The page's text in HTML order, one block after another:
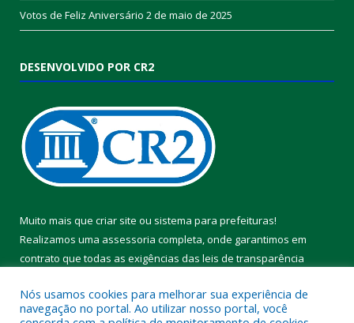
Votos de Feliz Aniversário 2 de maio de 2025
DESENVOLVIDO POR CR2
Muito mais que criar site ou sistema para prefeituras!
Realizamos uma assessoria completa, onde garantimos em
contrato que todas as exigências das leis de transparência
Conheça oPNTPe oRadar da Transparência Pública
Nós usamos cookies para melhorar sua experiência de
navegação no portal. Ao utilizar nosso portal, você